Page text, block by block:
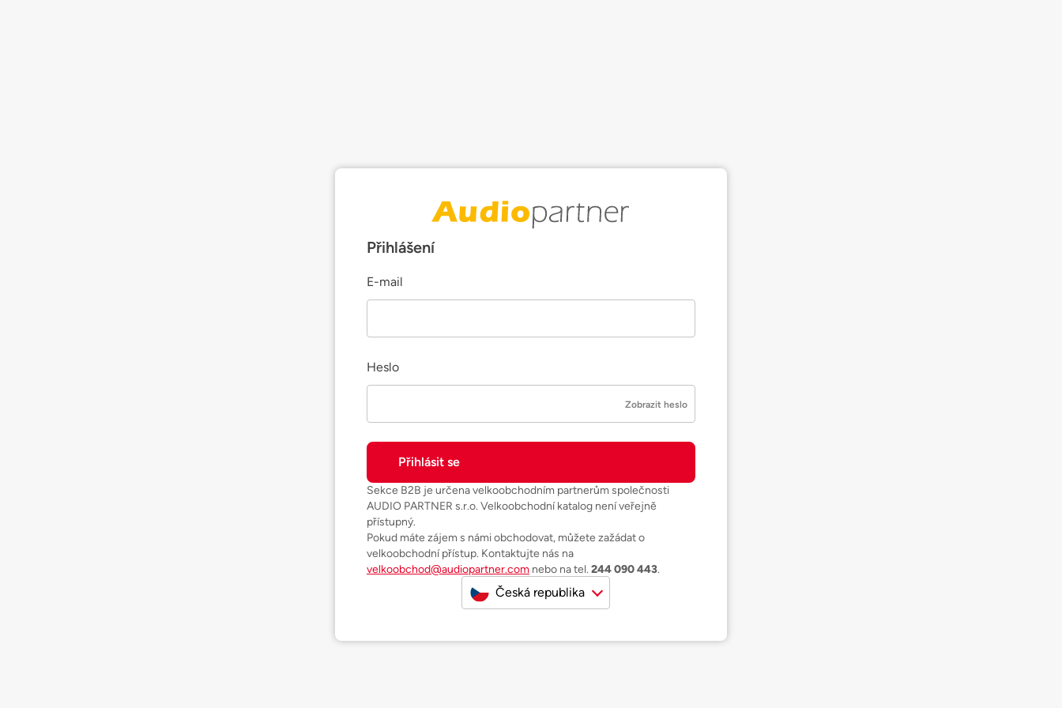
Přihlášení
E-mail
Heslo
Zobrazit heslo
Sekce B2B je určena velkoobchodním partnerům společnosti
AUDIO PARTNER s.r.o. Velkoobchodní katalog není veřejně
přístupný.
Pokud máte zájem s námi obchodovat, můžete zažádat o
velkoobchodní přístup. Kontaktujte nás na
velkoobchod@audiopartner.com nebo na tel. 244 090 443.
Česká republika